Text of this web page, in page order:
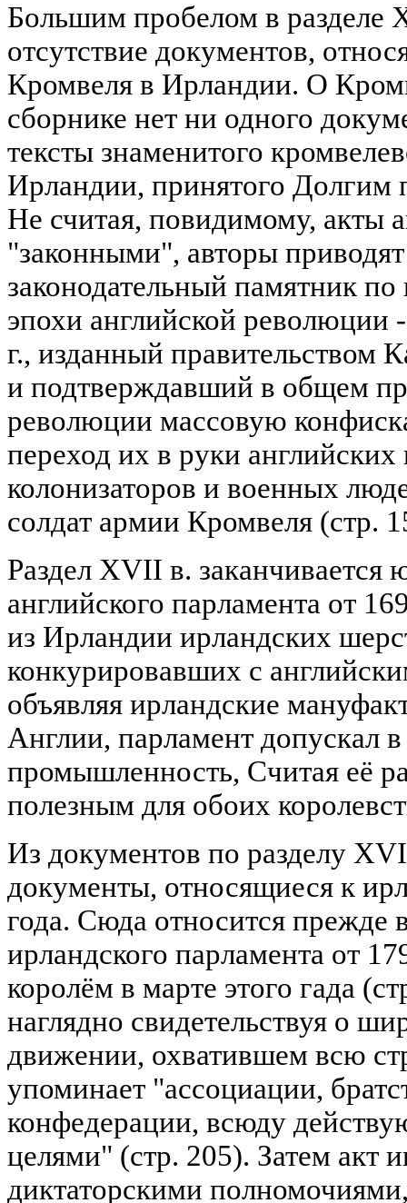
Большим пробелом в разделе
отсутствие документов,
Кромвеля в Ирландии. О
сборнике нет ни одного
тексты знаменитого
Ирландии, принятого Долгим
Не считая, повидимому, акты
"законными", авторы
законодательный памятник
эпохи английской революции
г., изданный правительством
и подтверждавший в общем
революции массовую
переход их в руки английских
колонизаторов и военных
солдат армии Кромвеля (стр.
Раздел XVII в.
английского парламента от
из Ирландии ирландских
конкурировавших с
объявляя ирландские
Англии, парламент допускал
промышленность, Считая её
полезным для обоих
Из документов по разделу
документы, относящиеся к
года. Сюда относится прежде
ирландского парламента от
королём в марте этого гада
наглядно свидетельствуя о
движении, охватившем всю
упоминает "ассоциации,
конфедерации, всюду
целями" (стр. 205). Затем акт
диктаторскими